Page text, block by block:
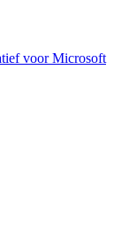
voor Microsoft